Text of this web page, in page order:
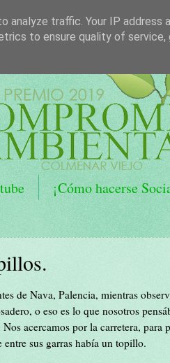
¡Cómo hacerse
de Nava, Palencia, mientras
o eso es lo que nosotros
acercamos por la carretera, para
sus garras había un topillo.
traffic. Your IP address
to ensure quality of service,